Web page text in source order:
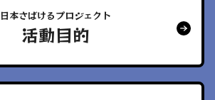
日本さばけるプロジェクト
活動目的